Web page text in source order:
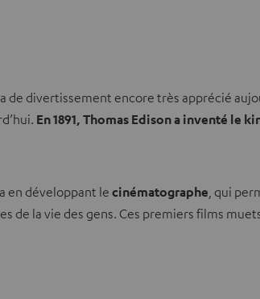
divertissement encore très apprécié
En 1891, Thomas Edison a inventé le
en développant le cinématographe, qui
de la vie des gens. Ces premiers films